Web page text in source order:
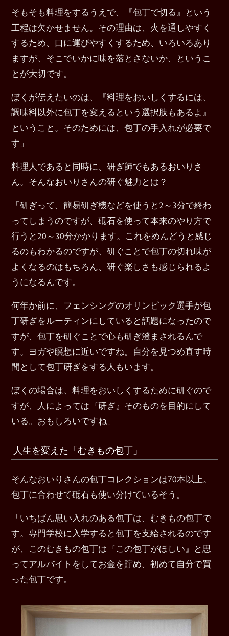
そもそも料理をするうえで、『包丁で切る』という
工程は欠かせません。その理由は、火を通しやすく
するため、口に運びやすくするため、いろいろあり
ますが、そこでいかに味を落とさないか、というこ
とが大切です。
ぼくが伝えたいのは、『料理をおいしくするには、
調味料以外に包丁を変えるという選択肢もあるよ』
ということ。そのためには、包丁の手入れが必要で
す」
料理人であると同時に、研ぎ師でもあるおいりさ
ん。そんなおいりさんの研ぐ魅力とは？
「研ぎって、簡易研ぎ機などを使うと2～3分で終わ
ってしまうのですが、砥石を使って本来のやり方で
行うと20～30分かかります。これをめんどうと感じ
るのもわかるのですが、研ぐことで包丁の切れ味が
よくなるのはもちろん、研ぐ楽しさも感じられるよ
うになるんです。
何年か前に、フェンシングのオリンピック選手が包
丁研ぎをルーティンにしていると話題になったので
すが、包丁を研ぐことで心も研ぎ澄まされるんで
す。ヨガや瞑想に近いですね。自分を見つめ直す時
間として包丁研ぎをする人もいます。
ぼくの場合は、料理をおいしくするために研ぐので
すが、人によっては『研ぎ』そのものを目的にして
いる。おもしろいですね」
人生を変えた「むきもの包丁」
そんなおいりさんの包丁コレクションは70本以上。
包丁に合わせて砥石も使い分けているそう。
「いちばん思い入れのある包丁は、むきもの包丁で
す。専門学校に入学すると包丁を支給されるのです
が、このむきもの包丁は『この包丁がほしい』と思
ってアルバイトをしてお金を貯め、初めて自分で買
った包丁です。